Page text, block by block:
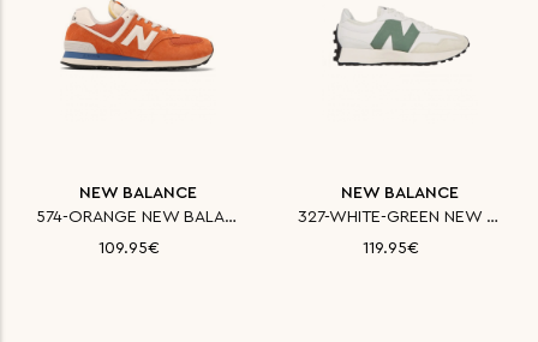
NEW BALANCE
574-ORANGE NEW BALANCE ΠΑΠΟΥΤΣ
109.95€
NEW BALANCE
327-WHITE-GREEN NEW BALANCE ΠΑ
119.95€